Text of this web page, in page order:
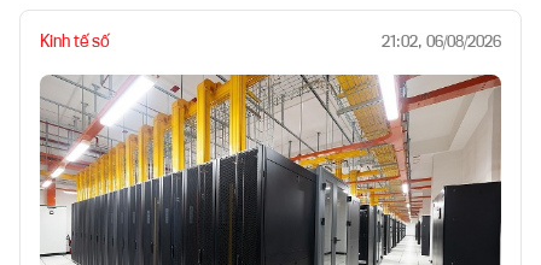
Kinh tế số 21:02, 06/08/2026